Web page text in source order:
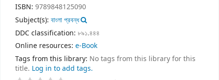
ISBN: 9789848125090
Subject(s): বাংলা প্রবন্ধ
DDC classification: ৮৯১.৪৪৪
Online resources: e-Book
Tags from this library: No tags from this library for this
title. Log in to add tags.